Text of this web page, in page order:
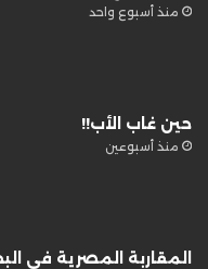
منذ أسبوع واحد
حين غاب الأب!!
منذ أسبوعين
المقاربة المصرية في